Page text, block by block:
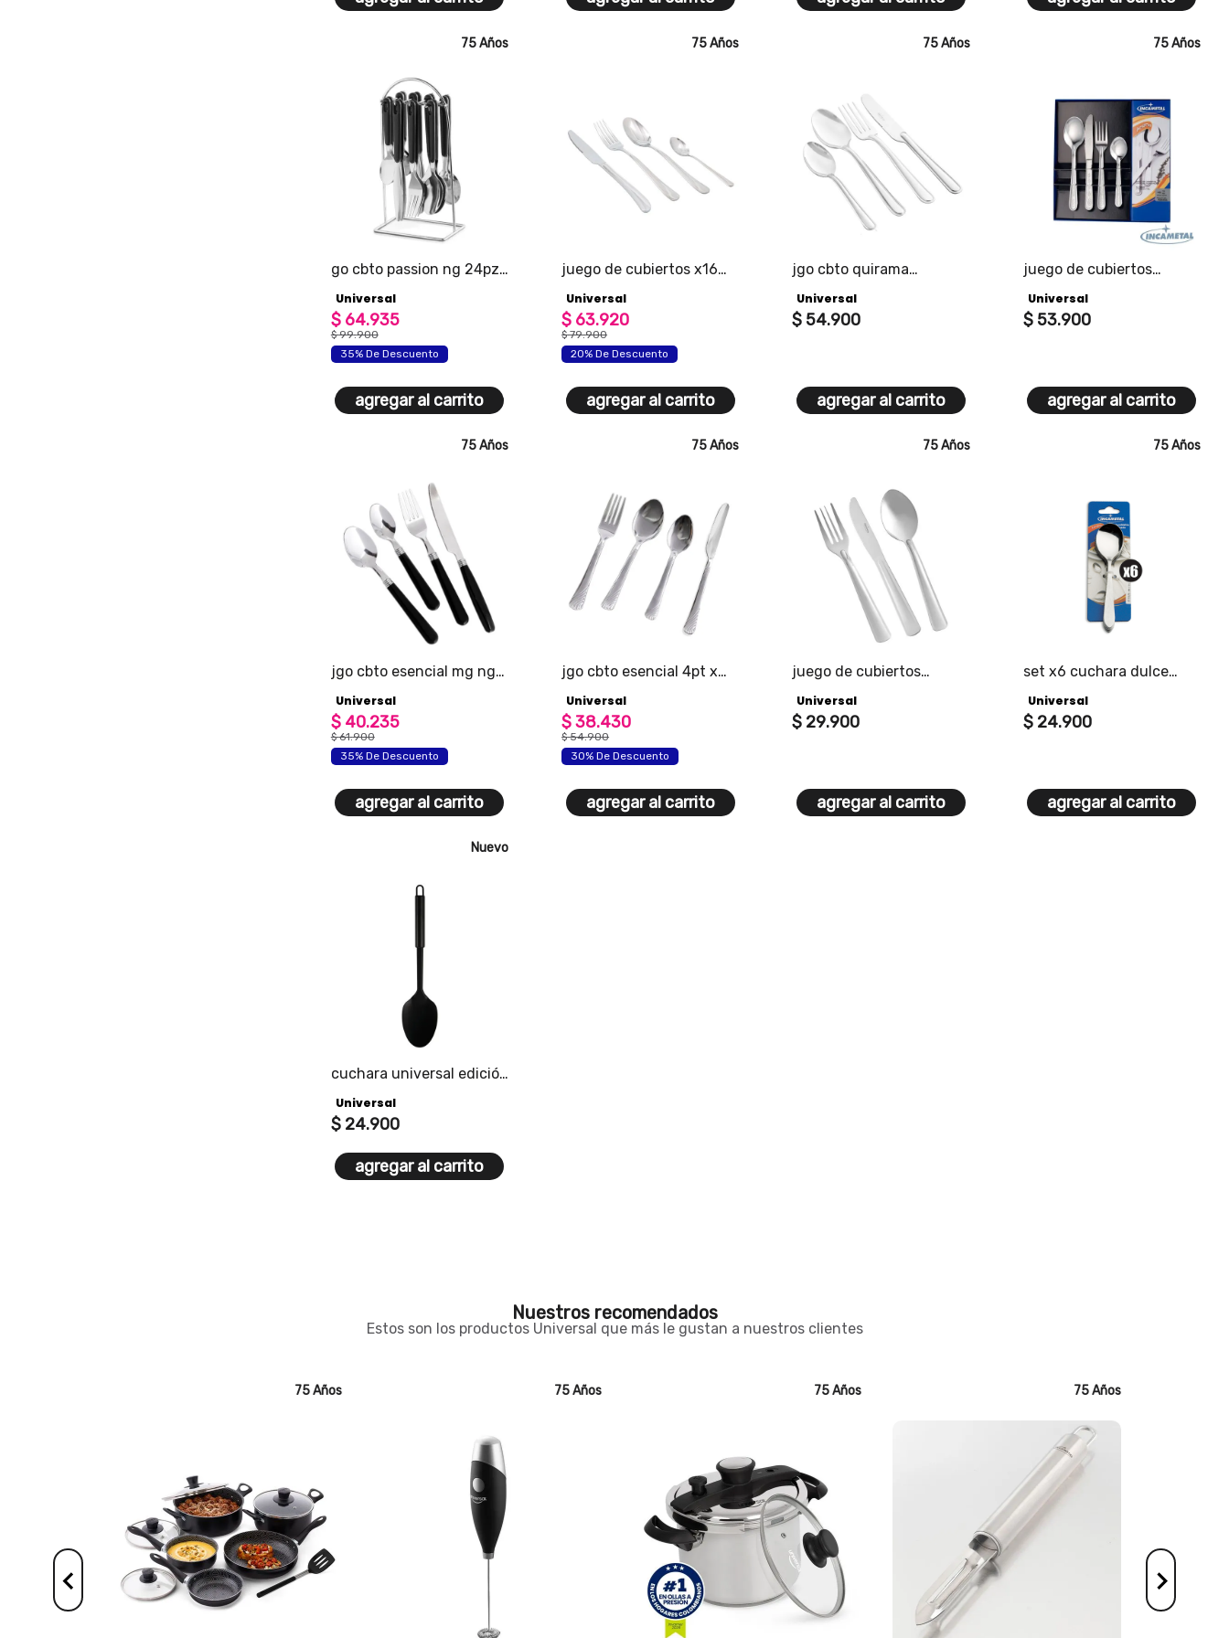
75 Años
go cbto passion ng 24pz
Universal
$ 64.935
$ 99.900
35% De Descuento
agregar al carrito
75 Años
juego de cubiertos x16
Universal
$ 63.920
$ 79.900
20% De Descuento
agregar al carrito
75 Años
jgo cbto quirama
Universal
$ 54.900
agregar al carrito
75 Años
juego de cubiertos
Universal
$ 53.900
agregar al carrito
75 Años
jgo cbto esencial mg ng
Universal
$ 40.235
$ 61.900
35% De Descuento
agregar al carrito
75 Años
jgo cbto esencial 4pt x
Universal
$38.430
$ 54.900
30% De Descuento
agregar al carrito
75 Años
juego de cubiertos
Universal
$ 29.900
agregar al carrito
75 Años
set x6 cuchara dulce
Universal
$ 24.900
agregar al carrito
Nuevo
cuchara universal edición
Universal
$ 24.900
agregar al carrito
Nuestros recomendados
Estos son los productos Universal que más le gustan a nuestros clientes
75 Años 75 Años 75 Años 75 Años